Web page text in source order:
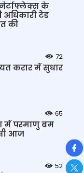
नेटफ्लिक्स के
अधिकारी टेड
की
72
करार में सुधार
65
में परमाणु बम
आज
52